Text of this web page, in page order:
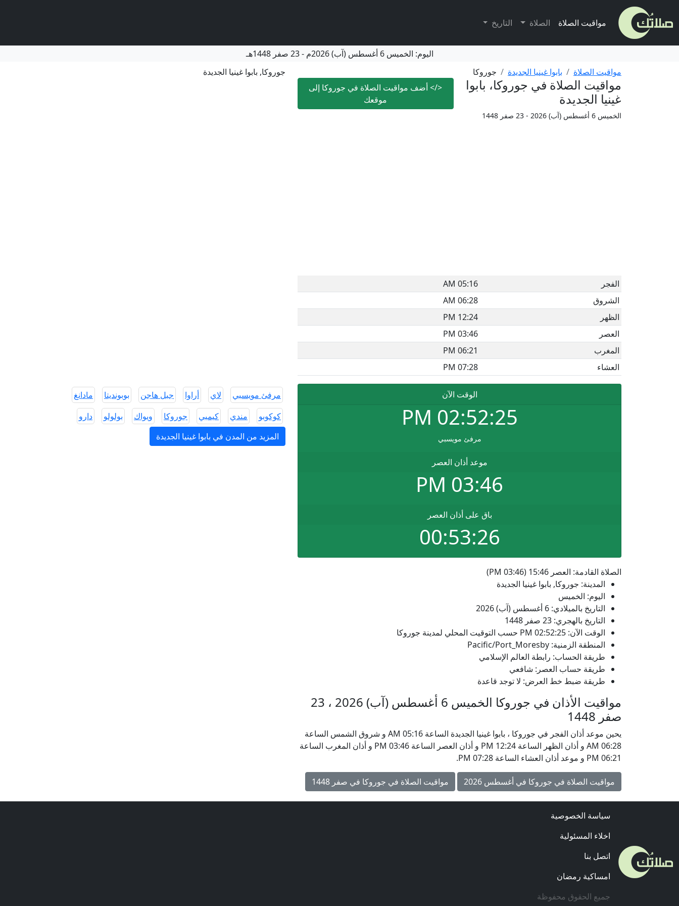
مواقيت الصلاة الصلاة التاريخ
اليوم: الخميس 6 أغسطس (آب) 2026م -23 صفر 1448هـ
مواقيت الصلاة
بابوا غينيا الجديدة جوروكا
مواقيت الصلاة في جوروكا، بابوا
غينيا الجديدة
</>أضف مواقيت الصلاة في جوروكا إلى
موقعك
الخميس 6 أغسطس (آب) 2026 - 23 صفر 1448
الفجر
05:16 AM
الشروق
06:28 AM
الظهر
12:24 PM
العصر
03:46 PM
المغرب
06:21 PM
العشاء
07:28 PM
الوقت الآن
02:52:25
PM
مرفئ مويسبي
موعد أذان العصر
03:46 PM
باق على أذان العصر
00:53:26
الصلاة القادمة: العصر 15:46 (03:46 PM)
المدينة: جوروكا, بابوا غينيا الجديدة
اليوم: الخميس
التاريخ بالميلادي: 6 أغسطس (آب) 2026
التاريخ بالهجري: 23 صفر 1448
الوقت الآن: 02:52:25
PM حسب التوقيت المحلي لمدينة جوروكا
المنطقة الزمنية: Pacific/Port_Moresby
طريقة الحساب: رابطة العالم الإسلامي
طريقة حساب العصر: شافعي
طريقة ضبط خط العرض: لا توجد قاعدة
مواقيت الأذان في جوروكا الخميس 6 أغسطس (آب) 2026 ، 23
صفر 1448
يحين موعد أذان الفجر في جوروكا ، بابوا غينيا الجديدة الساعة 05:16 AM و شروق الشمس الساعة
06:28 AM و أذان الظهر الساعة 12:24 PM و أذان العصر الساعة 03:46 PM و أذان المغرب الساعة
06:21 PM و موعد أذان العشاء الساعة 07:28 PM.
مواقيت الصلاة في جوروكا في أغسطس 2026 مواقيت الصلاة في جوروكا في صفر 1448
جوروكا, بابوا غينيا الجديدة
مرفئ مويسبي لاي أراوا جبل هاجن بوبونديتا
مادانغ
كوكوبو
مندي كيمبي جوروكا ويواك بولولو
دارو
المزيد من المدن في بابوا غينيا الجديدة
سياسة الخصوصية
اخلاء المسئولية
اتصل بنا
امساكية رمضان
جميع الحقوق محفوظة